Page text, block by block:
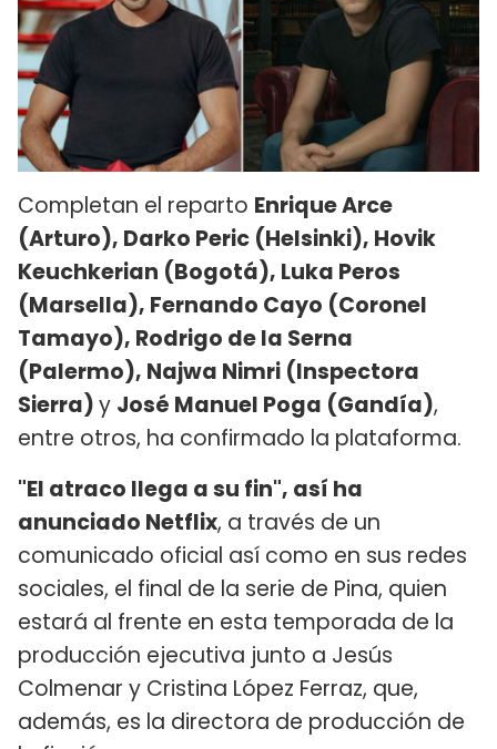
Completan el reparto Enrique Arce
(Arturo), Darko Peric (Helsinki), Hovik
Keuchkerian (Bogotá), Luka Peros
(Marsella), Fernando Cayo (Coronel
Tamayo), Rodrigo de la Serna
(Palermo), Najwa Nimri (Inspectora
Sierra)y José Manuel Poga (Gandía),
entre otros, ha confirmado la plataforma.
"El atraco llega a su fin", así ha
anunciado Netflix, a través de un
comunicado oficial así como en sus redes
sociales, el final de la serie de Pina, quien
estará al frente en esta temporada de la
producción ejecutiva junto a Jesús
Colmenar y Cristina López Ferraz, que,
además, es la directora de producción de